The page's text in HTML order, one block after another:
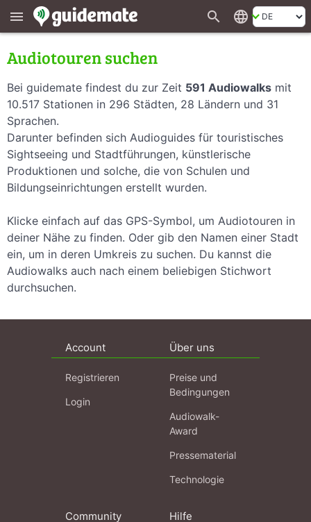
menu search language
Audiotouren suchen
Bei guidemate findest du zur Zeit 591 Audiowalks mit
10.517 Stationen in 296 Städten, 28 Ländern und 31
Sprachen.
Darunter befinden sich Audioguides für touristisches
Sightseeing und Stadtführungen, künstlerische
Produktionen und solche, die von Schulen und
Bildungseinrichtungen erstellt wurden.
Klicke einfach auf das GPS-Symbol, um Audiotouren in
deiner Nähe zu finden. Oder gib den Namen einer Stadt
ein, um in deren Umkreis zu suchen. Du kannst die
Audiowalks auch nach einem beliebigen Stichwort
durchsuchen.
Account
Registrieren
Login
Über uns
Preise und
Bedingungen
Audiowalk-
Award
Pressematerial
Technologie
Community Hilfe